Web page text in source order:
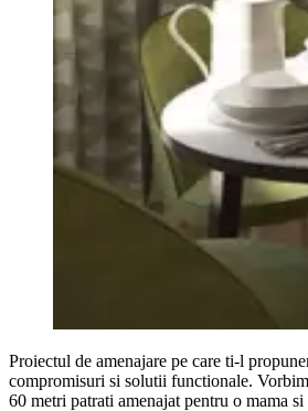
Proiectul de amenajare pe care ti-l
compromisuri si solutii functionale.
60 metri patrati amenajat pentru o mama si